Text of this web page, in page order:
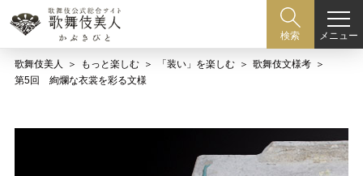
検索 メニュー
歌舞伎美人 もっと楽しむ 「装い」を楽しむ
歌舞伎文様考
第5回 絢爛な衣裳を彩る文様